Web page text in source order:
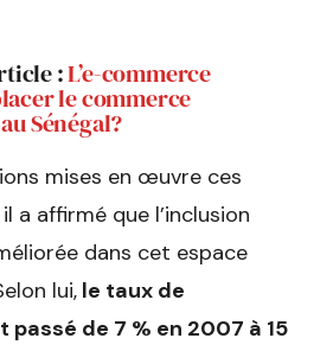
:L’e-commerce
le commerce
Sénégal?
mises en œuvre ces
a affirmé que l’inclusion
dans cet espace
lui, le taux de
de 7 % en 2007 à 15